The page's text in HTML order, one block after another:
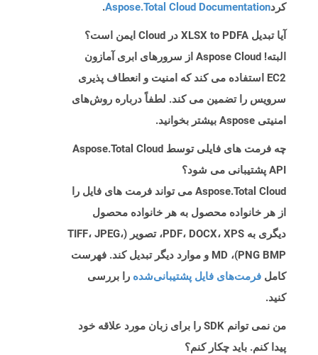
کردAspose.Total Cloud Documentation
.
آیا تبدیل XLSX to PDFA در Cloud ایمن است؟
البته! Aspose Cloud از سرورهای ابری آمازون
EC2 استفاده می کند که امنیت و انعطاف پذیری
سرویس را تضمین می کند. لطفاً درباره روش‌های
امنیتی Aspose بیشتر بخوانید.
چه فرمت های فایلی توسط Aspose.Total Cloud
API پشتیبانی می شود؟
Aspose.Total Cloud می تواند فرمت های فایل را
از هر خانواده محصول به هر خانواده محصول
دیگری به PDF، DOCX، XPS، تصویر (TIFF، JPEG،
PNG BMP)، MD و موارد دیگر تبدیل کند. فهرست
کامل فرمت‌های فایل پشتیبانی‌شده را بررسی
کنید.
من نمی توانم SDK را برای زبان مورد علاقه خود
پیدا کنم. باید چکار کنم؟